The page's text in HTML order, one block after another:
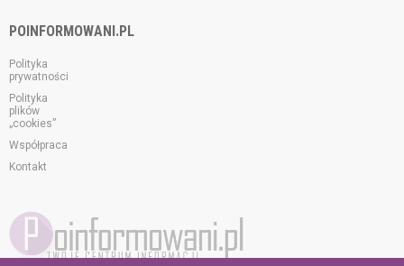
POINFORMOWANI.PL
Polityka
prywatności
Polityka
plików
„cookies”
Współpraca
Kontakt